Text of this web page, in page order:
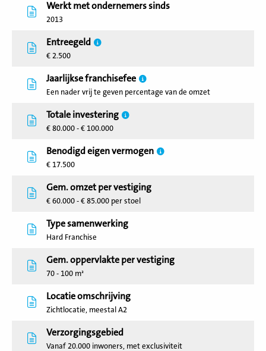
Werkt met ondernemers sinds
2013
Entreegeld
€ 2.500
Jaarlijkse franchisefee
Een nader vrij te geven percentage van de omzet
Totale investering
€ 80.000 - € 100.000
Benodigd eigen vermogen
€ 17.500
Gem. omzet per vestiging
€ 60.000 - € 85.000 per stoel
Type samenwerking
Hard Franchise
Gem. oppervlakte per vestiging
70 - 100 m²
Locatie omschrijving
Zichtlocatie, meestal A2
Verzorgingsgebied
Vanaf 20.000 inwoners, met exclusiviteit